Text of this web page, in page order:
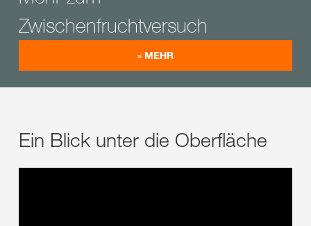
Zwischenfruchtversuch
» MEHR
Ein Blick unter die Oberfläche